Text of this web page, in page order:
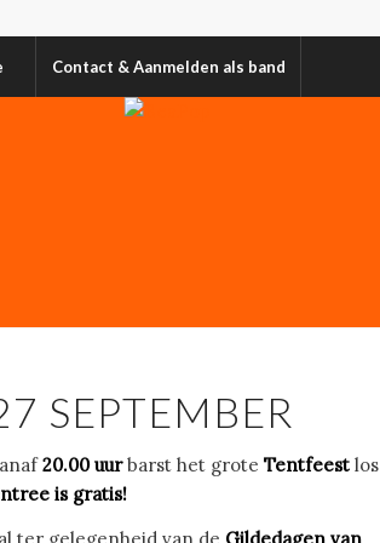
Contact & Aanmelden als band
SEPTEMBER
20.00 uurbarst het grote Tentfeest los
is gratis!